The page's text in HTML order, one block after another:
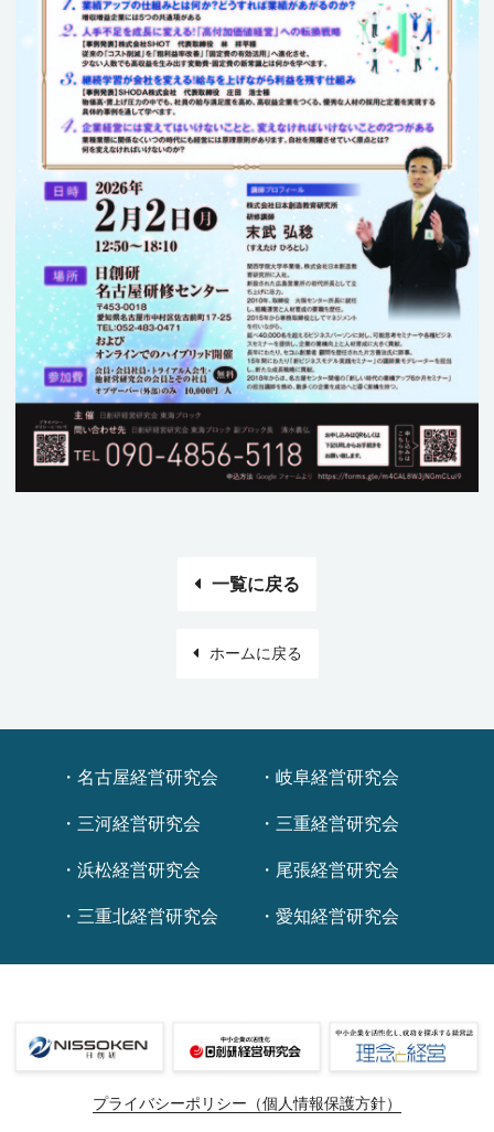
一覧に戻る
ホームに戻る
名古屋経営研究会 岐阜経営研究会
三河経営研究会 三重経営研究会
浜松経営研究会 尾張経営研究会
三重北経営研究会 愛知経営研究会
プライバシーポリシー（個人情報保護方針）